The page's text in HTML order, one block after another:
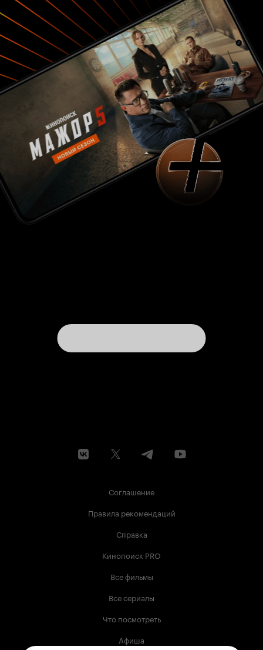
Соглашение
Правила рекомендаций
Справка
Кинопоиск PRO
Все фильмы
Все сериалы
Что посмотреть
Афиша